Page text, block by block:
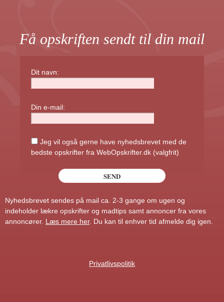
Få opskriften sendt til din mail
Dit navn:
Din e-mail:
Jeg vil også gerne have nyhedsbrevet med de
bedste opskrifter fra WebOpskrifter.dk (valgfrit)
Nyhedsbrevet sendes på mail ca. 2-3 gange om ugen og
indeholder lækre opskrifter og madtips samt annoncer fra vores
annoncører. Læs mere her. Du kan til enhver tid afmelde dig igen.
Privatlivspolitik